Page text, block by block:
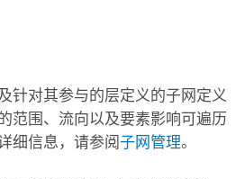
针对其参与的层定义的子网定义
范围、流向以及要素影响可遍历
细信息，请参阅子网管理。